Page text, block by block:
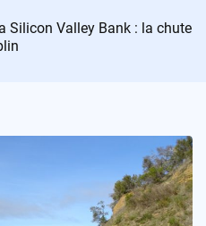
Silicon Valley Bank : la chute